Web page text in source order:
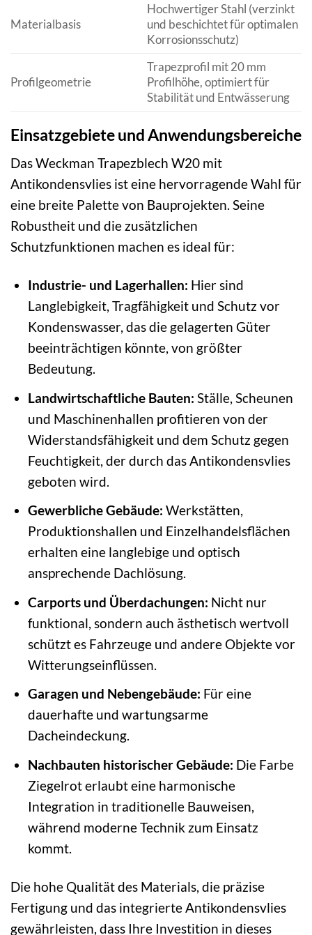
Materialbasis
Hochwertiger Stahl (verzinkt
und beschichtet für optimalen
Korrosionsschutz)
Profilgeometrie
Trapezprofil mit 20 mm
Profilhöhe, optimiert für
Stabilität und Entwässerung
Einsatzgebiete und Anwendungsbereiche
Das Weckman Trapezblech W20 mit
Antikondensvlies ist eine hervorragende Wahl für
eine breite Palette von Bauprojekten. Seine
Robustheit und die zusätzlichen
Schutzfunktionen machen es ideal für:
Industrie- und Lagerhallen: Hier sind
Langlebigkeit, Tragfähigkeit und Schutz vor
Kondenswasser, das die gelagerten Güter
beeinträchtigen könnte, von größter
Bedeutung.
Landwirtschaftliche Bauten: Ställe, Scheunen
und Maschinenhallen profitieren von der
Widerstandsfähigkeit und dem Schutz gegen
Feuchtigkeit, der durch das Antikondensvlies
geboten wird.
Gewerbliche Gebäude: Werkstätten,
Produktionshallen und Einzelhandelsflächen
erhalten eine langlebige und optisch
ansprechende Dachlösung.
Carports und Überdachungen: Nicht nur
funktional, sondern auch ästhetisch wertvoll
schützt es Fahrzeuge und andere Objekte vor
Witterungseinflüssen.
Garagen und Nebengebäude: Für eine
dauerhafte und wartungsarme
Dacheindeckung.
Nachbauten historischer Gebäude: Die Farbe
Ziegelrot erlaubt eine harmonische
Integration in traditionelle Bauweisen,
während moderne Technik zum Einsatz
kommt.
Die hohe Qualität des Materials, die präzise
Fertigung und das integrierte Antikondensvlies
gewährleisten, dass Ihre Investition in dieses